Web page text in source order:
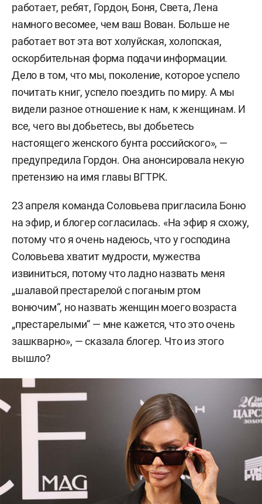
работает, ребят, Гордон, Боня, Света, Лена
намного весомее, чем ваш Вован. Больше не
работает вот эта вот холуйская, холопская,
оскорбительная форма подачи информации.
Дело в том, что мы, поколение, которое успело
почитать книг, успело поездить по миру. А мы
видели разное отношение к нам, к женщинам. И
все, чего вы добьетесь, вы добьетесь
настоящего женского бунта российского», —
предупредила Гордон. Она анонсировала некую
претензию на имя главы ВГТРК.
23 апреля команда Соловьева пригласила Боню
на эфир, и блогер согласилась. «На эфир я схожу,
потому что я очень надеюсь, что у господина
Соловьева хватит мудрости, мужества
извиниться, потому что ладно назвать меня
„шалавой престарелой с поганым ртом
вонючим“, но назвать женщин моего возраста
„престарелыми“ — мне кажется, что это очень
зашкварно», — сказала блогер. Что из этого
вышло?